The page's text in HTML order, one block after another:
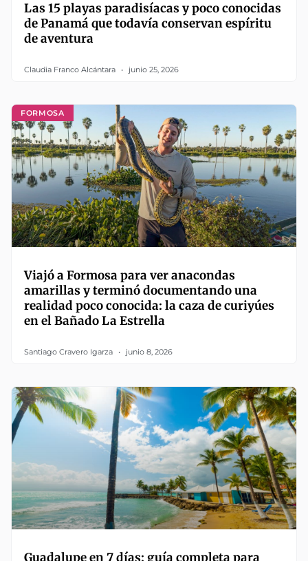
Las 15 playas paradisíacas y poco conocidas
de Panamá que todavía conservan espíritu
de aventura
Claudia Franco Alcántara junio 25, 2026
FORMOSA
Viajó a Formosa para ver anacondas
amarillas y terminó documentando una
realidad poco conocida: la caza de curiyúes
en el Bañado La Estrella
Santiago Cravero Igarza junio 8, 2026
Guadalupe en 7 días: guía completa para